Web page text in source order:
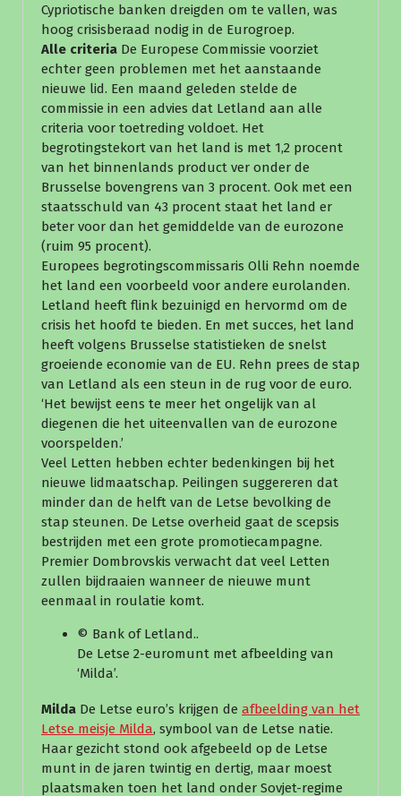
Cypriotische banken dreigden om te vallen, was
hoog crisisberaad nodig in de Eurogroep.
Alle criteria De Europese Commissie voorziet
echter geen problemen met het aanstaande
nieuwe lid. Een maand geleden stelde de
commissie in een advies dat Letland aan alle
criteria voor toetreding voldoet. Het
begrotingstekort van het land is met 1,2 procent
van het binnenlands product ver onder de
Brusselse bovengrens van 3 procent. Ook met een
staatsschuld van 43 procent staat het land er
beter voor dan het gemiddelde van de eurozone
(ruim 95 procent).
Europees begrotingscommissaris Olli Rehn noemde
het land een voorbeeld voor andere eurolanden.
Letland heeft flink bezuinigd en hervormd om de
crisis het hoofd te bieden. En met succes, het land
heeft volgens Brusselse statistieken de snelst
groeiende economie van de EU. Rehn prees de stap
van Letland als een steun in de rug voor de euro.
‘Het bewijst eens te meer het ongelijk van al
diegenen die het uiteenvallen van de eurozone
voorspelden.’
Veel Letten hebben echter bedenkingen bij het
nieuwe lidmaatschap. Peilingen suggereren dat
minder dan de helft van de Letse bevolking de
stap steunen. De Letse overheid gaat de scepsis
bestrijden met een grote promotiecampagne.
Premier Dombrovskis verwacht dat veel Letten
zullen bijdraaien wanneer de nieuwe munt
eenmaal in roulatie komt.
© Bank of Letland..
De Letse 2-euromunt met afbeelding van
‘Milda’.
Milda De Letse euro’s krijgen de afbeelding van het
Letse meisje Milda, symbool van de Letse natie.
Haar gezicht stond ook afgebeeld op de Letse
munt in de jaren twintig en dertig, maar moest
plaatsmaken toen het land onder Sovjet-regime